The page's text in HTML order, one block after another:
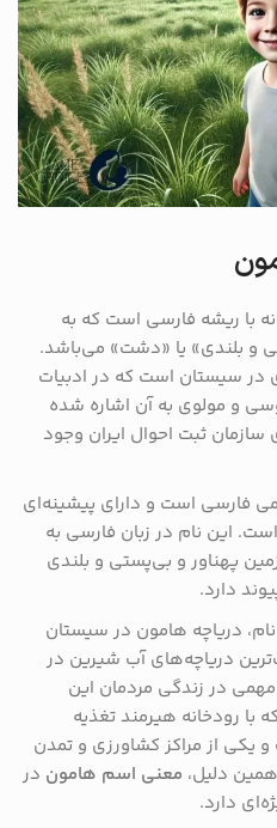
با ریشه فارسی است که به
و بلندی» یا «دشت» می‌باشد.
در سیستان است که در ادبیات
و مولوی به آن اشاره شده
ثبت احوال ایران وجود
فارسی است و دارای پیشینه‌ای
این نام در زبان فارسی به
پهناور و بی‌پستی و بلندی
دارد.
دریاچه هامون در سیستان
دریاچه‌های آب شیرین در
در زندگی مردمان این
رودخانه هیرمند تغذیه
یکی از مراکز کشاورزی و تمدن
دلیل، معنی اسم هامون در
دارد.